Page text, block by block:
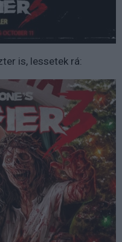
is, lessetek rá: